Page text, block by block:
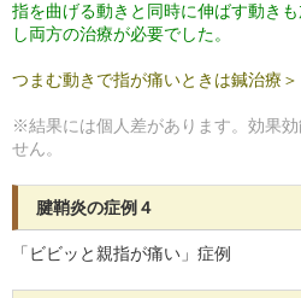
指を曲げる動きと同時に伸ばす動き
し両方の治療が必要でした。
つまむ動きで指が痛いときは鍼治療＞
※結果には個人差があります。効果
せん。
腱鞘炎の症例４
「ビビッと親指が痛い」症例